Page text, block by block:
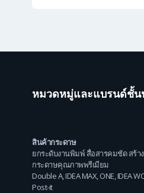
หมวดหมู่และแบรนด์ชั้น
สินค้ากระดาษ
ยกระดับงานพิมพ์ สื่อสารคมชัด สร้า
กระดาษคุณภาพพรีเมียม
Double A,IDEA MAX,ONE,IDEA
Post-it